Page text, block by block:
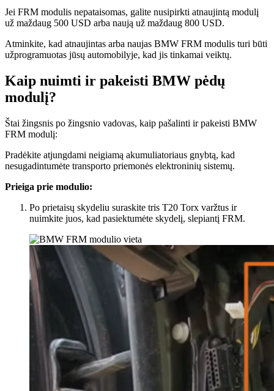
Jei FRM modulis nepataisomas, galite nusipirkti atnaujintą modulį
už maždaug 500 USD arba naują už maždaug 800 USD.
Atminkite, kad atnaujintas arba naujas BMW FRM modulis turi būti
užprogramuotas jūsų automobilyje, kad jis tinkamai veiktų.
Kaip nuimti ir pakeisti BMW pėdų
modulį?
Štai žingsnis po žingsnio vadovas, kaip pašalinti ir pakeisti BMW
FRM modulį:
Pradėkite atjungdami neigiamą akumuliatoriaus gnybtą, kad
nesugadintumėte transporto priemonės elektroninių sistemų.
Prieiga prie modulio:
Po prietaisų skydeliu suraskite tris T20 Torx varžtus ir
nuimkite juos, kad pasiektumėte skydelį, slepiantį FRM.